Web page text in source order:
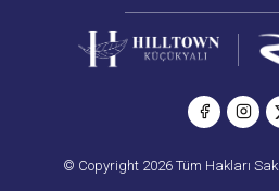
© Copyright 2026 Tüm Hakları